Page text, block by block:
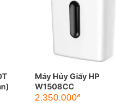
Máy Hủy Giấy HP
W1508CC
2.350.000đ